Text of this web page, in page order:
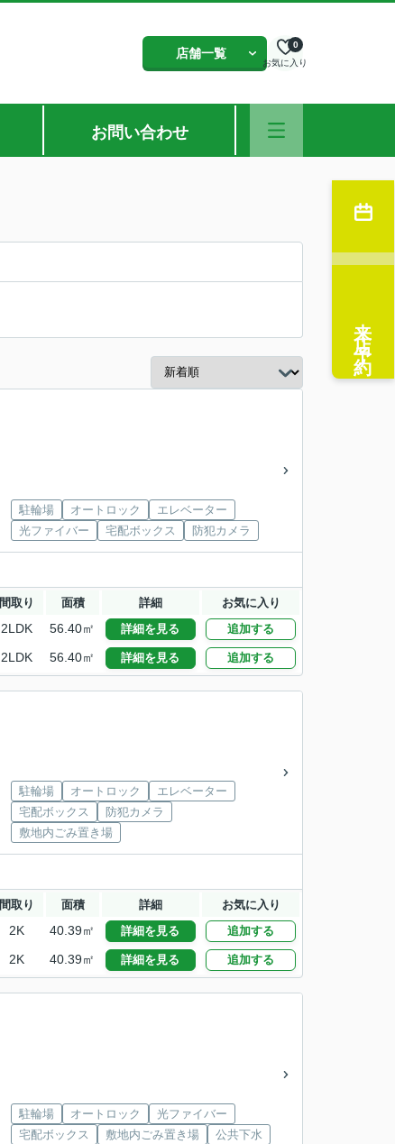
店舗一覧
お気に入り
0
お問い合わせ
駐輪場 オートロック
エレベーター
光ファイバー
宅配ボックス 防犯カメラ
間取り 面積 詳細 お気に入り
2LDK 56.40㎡ 詳細を見る 追加する
2LDK 56.40㎡ 詳細を見る 追加する
駐輪場 オートロック
エレベーター
宅配ボックス
防犯カメラ
敷地内ごみ置き場
間取り 面積 詳細 お気に入り
2K 40.39㎡ 詳細を見る 追加する
2K 40.39㎡ 詳細を見る 追加する
駐輪場 オートロック
光ファイバー
宅配ボックス
敷地内ごみ置き場 公共下水
来店予約